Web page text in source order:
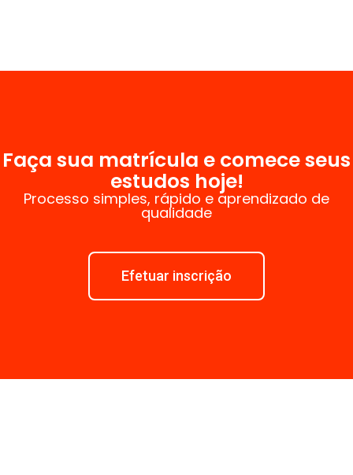
Faça sua matrícula e comece seus
estudos hoje!
Processo simples, rápido e aprendizado de
qualidade
Efetuar inscrição